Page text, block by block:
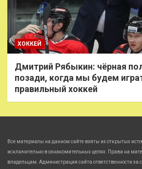
ХОККЕЙ
Дмитрий Рябыкин: чёрная
позади, когда мы будем
правильный хоккей
Все материалы на данном сайте взяты из открытых
исключительно в ознакомительных целях. Права на
владельцам. Администрация сайта ответственности за